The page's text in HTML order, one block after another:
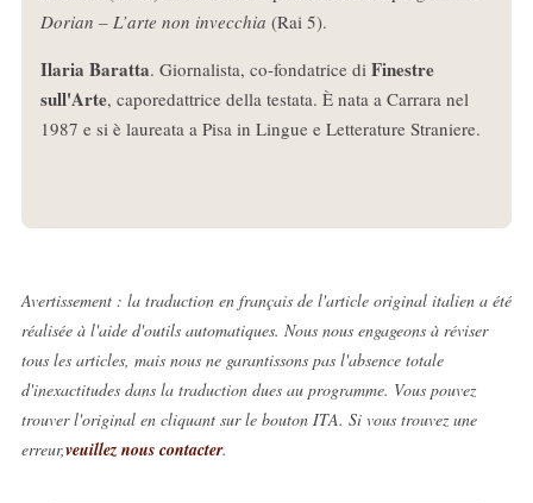
Dorian – L’arte non invecchia (Rai 5).
Ilaria Baratta. Giornalista, co-fondatrice di Finestre
sull'Arte, caporedattrice della testata. È nata a Carrara nel
1987 e si è laureata a Pisa in Lingue e Letterature Straniere.
Avertissement : la traduction en français de l'article original italien a été
réalisée à l'aide d'outils automatiques. Nous nous engageons à réviser
tous les articles, mais nous ne garantissons pas l'absence totale
d'inexactitudes dans la traduction dues au programme. Vous pouvez
trouver l'original en cliquant sur le bouton ITA. Si vous trouvez une
erreur,veuillez nous contacter.